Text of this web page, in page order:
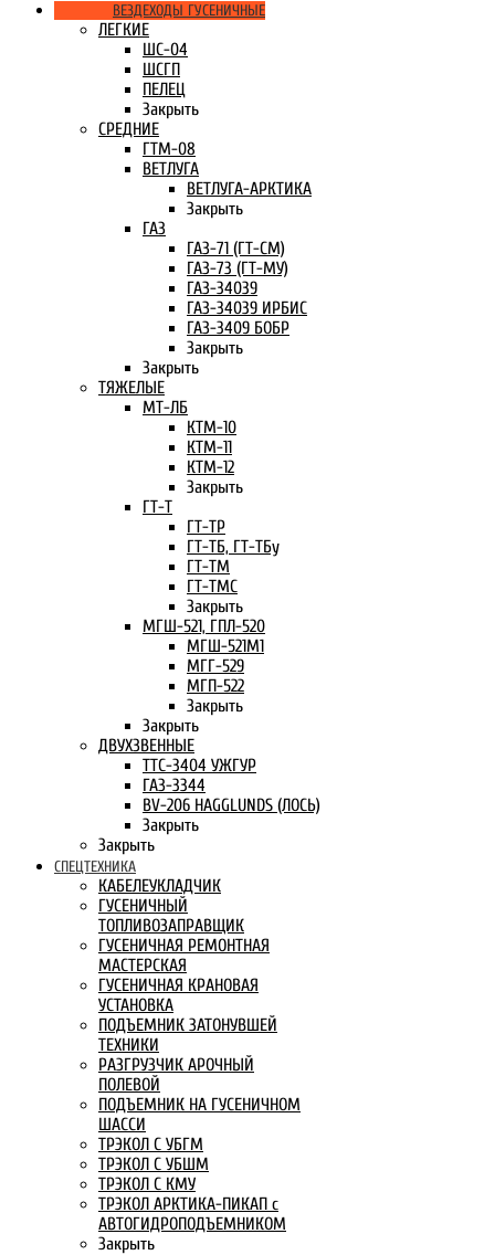
ВЕЗДЕХОДЫ ГУСЕНИЧНЫЕ
ЛЕГКИЕ
ШС-04
ШСГП
ПЕЛЕЦ
Закрыть
СРЕДНИЕ
ГТМ-08
ВЕТЛУГА
ВЕТЛУГА-АРКТИКА
Закрыть
ГАЗ
ГАЗ-71 (ГТ-СМ)
ГАЗ-73 (ГТ-МУ)
ГАЗ-34039
ГАЗ-34039 ИРБИС
ГАЗ-3409 БОБР
Закрыть
Закрыть
ТЯЖЕЛЫЕ
МТ-ЛБ
КТМ-10
КТМ-11
КТМ-12
Закрыть
ГТ-Т
ГТ-ТР
ГТ-ТБ, ГТ-ТБу
ГТ-ТМ
ГТ-ТМС
Закрыть
МГШ-521, ГПЛ-520
МГШ-521М1
МГГ-529
МГП-522
Закрыть
Закрыть
ДВУХЗВЕННЫЕ
ТТС-3404 УЖГУР
ГАЗ-3344
BV-206 HAGGLUNDS (ЛОСЬ)
Закрыть
Закрыть
СПЕЦТЕХНИКА
КАБЕЛЕУКЛАДЧИК
ГУСЕНИЧНЫЙ
ТОПЛИВОЗАПРАВЩИК
ГУСЕНИЧНАЯ РЕМОНТНАЯ
МАСТЕРСКАЯ
ГУСЕНИЧНАЯ КРАНОВАЯ
УСТАНОВКА
ПОДЪЕМНИК ЗАТОНУВШЕЙ
ТЕХНИКИ
РАЗГРУЗЧИК АРОЧНЫЙ
ПОЛЕВОЙ
ПОДЪЕМНИК НА ГУСЕНИЧНОМ
ШАССИ
ТРЭКОЛ С УБГМ
ТРЭКОЛ С УБШМ
ТРЭКОЛ С КМУ
ТРЭКОЛ АРКТИКА-ПИКАП с
АВТОГИДРОПОДЪЕМНИКОМ
Закрыть